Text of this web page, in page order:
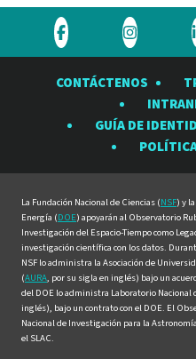
Visite
Observatorio
Visite
Rubin
en
CONTÁCTENOS
GUÍA DE
La Fundación Nacional de Ciencias (NSF) y
Energía (DOE) apoyarán al Observatorio
Investigación del Espacio-Tiempo como
investigación científica con los datos.
NSF lo administra la Asociación de
(AURA, por su sigla en inglés) bajo un
del DOE lo administra Laboratorio Nacional
inglés), bajo un contrato con el DOE. El
Nacional de Investigación para la
el SLAC.